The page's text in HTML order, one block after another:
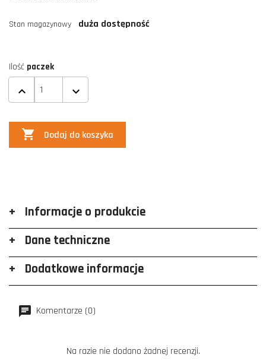
Stan magazynowy duża dostępność
Ilość paczek
 Dodaj do koszyka
Informacje o produkcie
Dane techniczne
Dodatkowe informacje
Komentarze (0)
Na razie nie dodano żadnej recenzji.